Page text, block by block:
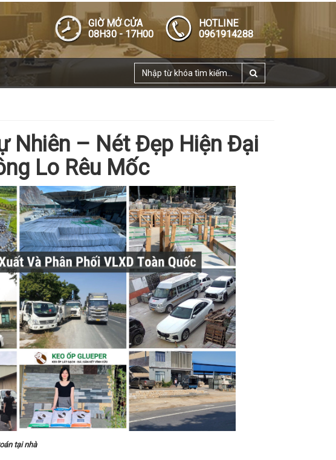
GIỜ MỞ CỬA
08H30 - 17H00
HOTLINE
0961914288
Nhiên – Nét Đẹp Hiện Đại
Lo Rêu Mốc
tại nhà